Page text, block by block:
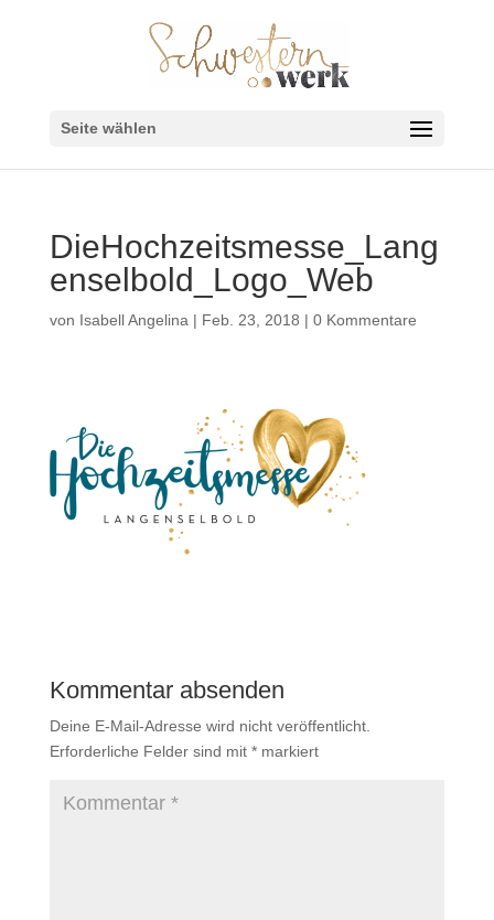
Seite wählen
DieHochzeitsmesse_Lang
enselbold_Logo_Web
von Isabell Angelina | Feb. 23, 2018 | 0 Kommentare
Kommentar absenden
Deine E-Mail-Adresse wird nicht veröffentlicht.
Erforderliche Felder sind mit *markiert